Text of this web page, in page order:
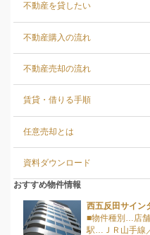
不動産を貸したい
不動産購入の流れ
不動産売却の流れ
賃貸・借りる手順
任意売却とは
資料ダウンロード
おすすめ物件情報
西五反田サイン
■物件種別…店
駅…ＪＲ山手線